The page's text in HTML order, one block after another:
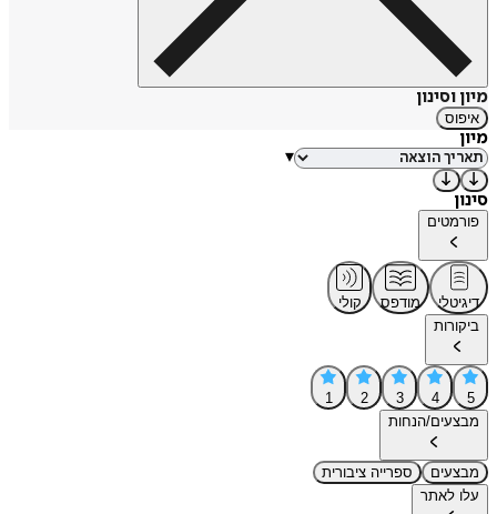
מיון וסינון
איפוס
מיון
▾
סינון
פורמטים
דיגיטלי מודפס
קולי
ביקורות
5
4
3
2
1
מבצעים/הנחות
מבצעים
ספרייה ציבורית
עלו לאתר